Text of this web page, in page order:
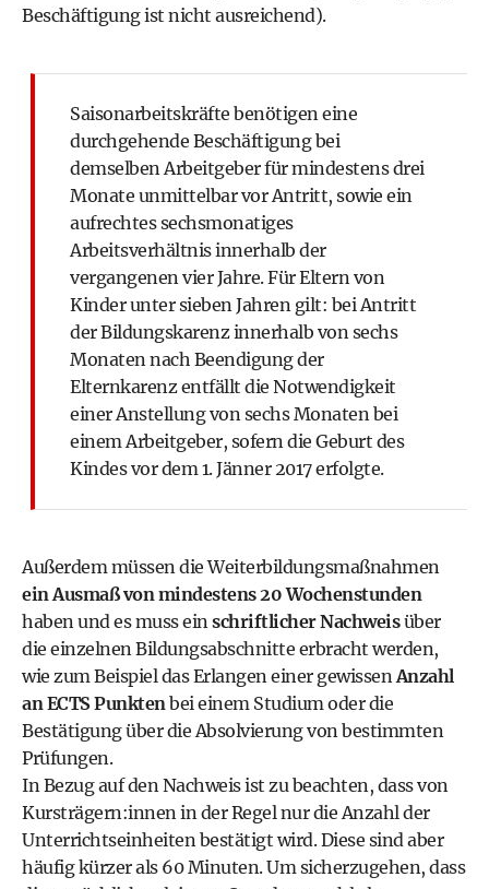
Beschäftigung ist nicht ausreichend).
Saisonarbeitskräfte benötigen eine
durchgehende Beschäftigung bei
demselben Arbeitgeber für mindestens drei
Monate unmittelbar vor Antritt, sowie ein
aufrechtes sechsmonatiges
Arbeitsverhältnis innerhalb der
vergangenen vier Jahre. Für Eltern von
Kinder unter sieben Jahren gilt: bei Antritt
der Bildungskarenz innerhalb von sechs
Monaten nach Beendigung der
Elternkarenz entfällt die Notwendigkeit
einer Anstellung von sechs Monaten bei
einem Arbeitgeber, sofern die Geburt des
Kindes vor dem 1. Jänner 2017 erfolgte.
Außerdem müssen die Weiterbildungsmaßnahmen
ein Ausmaß von mindestens 20 Wochenstunden
haben und es muss einschriftlicher Nachweisüber
die einzelnen Bildungsabschnitte erbracht werden,
wie zum Beispiel das Erlangen einer gewissenAnzahl
an ECTS Punktenbei einem Studium oder die
Bestätigung über die Absolvierung von bestimmten
Prüfungen.
In Bezug auf den Nachweis ist zu beachten, dass von
Kursträgern:innen in der Regel nur die Anzahl der
Unterrichtseinheiten bestätigt wird. Diese sind aber
häufig kürzer als 60 Minuten. Um sicherzugehen, dass